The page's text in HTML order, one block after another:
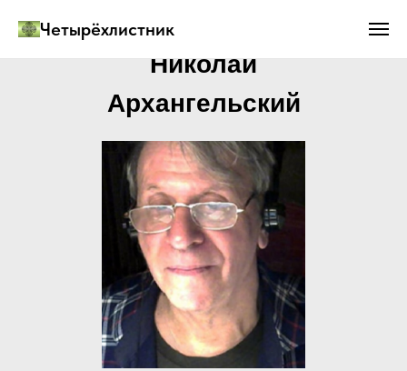
Четырёхлистник
Николай
Архангельский